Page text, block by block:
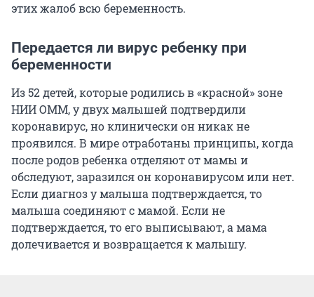
этих жалоб всю беременность.
Передается ли вирус ребенку при
беременности
Из 52 детей, которые родились в «красной» зоне
НИИ ОММ, у двух малышей подтвердили
коронавирус, но клинически он никак не
проявился. В мире отработаны принципы, когда
после родов ребенка отделяют от мамы и
обследуют, заразился он коронавирусом или нет.
Если диагноз у малыша подтверждается, то
малыша соединяют с мамой. Если не
подтверждается, то его выписывают, а мама
долечивается и возвращается к малышу.